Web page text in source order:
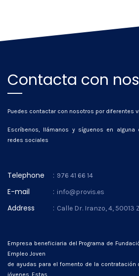
Contacta con
Puedes contactar con nosotros por diferentes
Escríbenos, llámanos y síguenos en alguna
redes sociales
Telephone : 976 41 66 14
E-mail : info@provis.es
Address : Calle Dr. Iranzo, 4, 50013
Empresa beneficiaria del Programa de
Empleo Joven
de ayudas para el fomento de la contratación
jóvenes. Estas